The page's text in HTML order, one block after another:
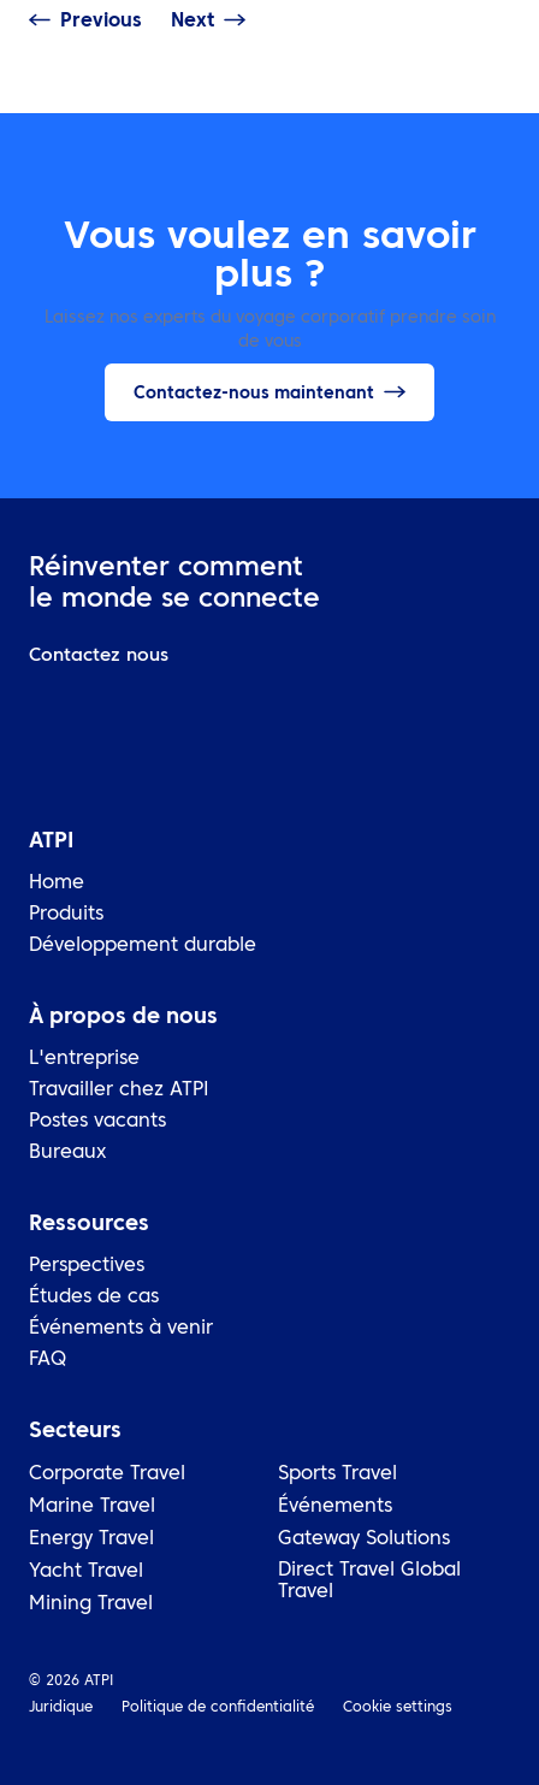
Previous Next
Vous voulez en savoir
plus ?
Laissez nos experts du voyage corporatif prendre soin
de vous
Contactez-nous maintenant
Réinventer comment
le monde se connecte
Contactez nous
ATPI
Home
Produits
Développement durable
À propos de nous
L'entreprise
Travailler chez ATPI
Postes vacants
Bureaux
Ressources
Perspectives
Études de cas
Événements à venir
FAQ
Secteurs
Corporate Travel
Marine Travel
Energy Travel
Yacht Travel
Mining Travel
Sports Travel
Événements
Gateway Solutions
Direct Travel Global
Travel
© 2026 ATPI
Juridique
Politique de confidentialité Cookie settings